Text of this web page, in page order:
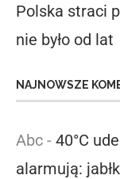
Polska straci
nie było od lat
NAJNOWSZE
Abc - 40°C
alarmują: